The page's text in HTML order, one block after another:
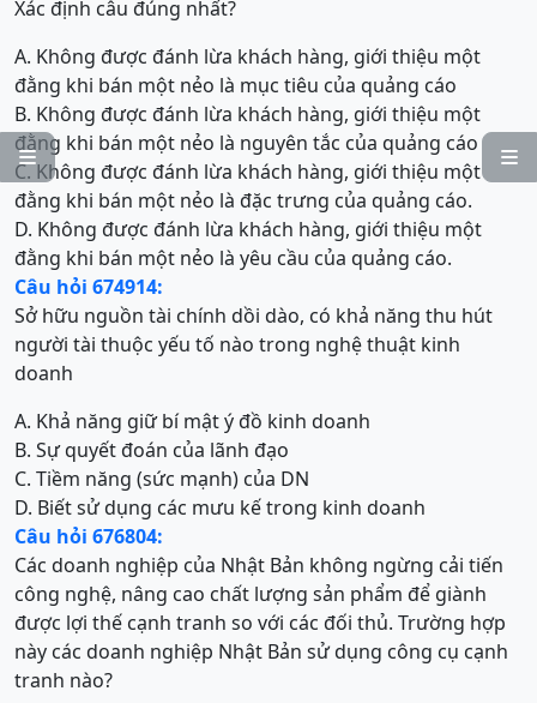


Xác định câu đúng nhất?
A. Không được đánh lừa khách hàng, giới thiệu một
đằng khi bán một nẻo là mục tiêu của quảng cáo
B. Không được đánh lừa khách hàng, giới thiệu một
đằng khi bán một nẻo là nguyên tắc của quảng cáo
C. Không được đánh lừa khách hàng, giới thiệu một
đằng khi bán một nẻo là đặc trưng của quảng cáo.
D. Không được đánh lừa khách hàng, giới thiệu một
đằng khi bán một nẻo là yêu cầu của quảng cáo.
Câu hỏi 674914:
Sở hữu nguồn tài chính dồi dào, có khả năng thu hút
người tài thuộc yếu tố nào trong nghệ thuật kinh
doanh
A. Khả năng giữ bí mật ý đồ kinh doanh
B. Sự quyết đoán của lãnh đạo
C. Tiềm năng (sức mạnh) của DN
D. Biết sử dụng các mưu kế trong kinh doanh
Câu hỏi 676804:
Các doanh nghiệp của Nhật Bản không ngừng cải tiến
công nghệ, nâng cao chất lượng sản phẩm để giành
được lợi thế cạnh tranh so với các đối thủ. Trường hợp
này các doanh nghiệp Nhật Bản sử dụng công cụ cạnh
tranh nào?